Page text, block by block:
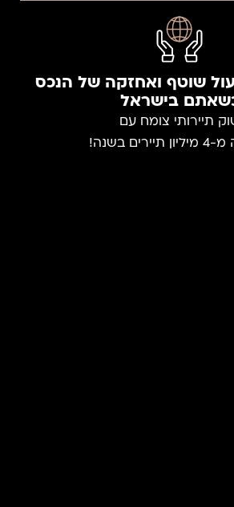
שוטף ואחזקה של הנכס
בישראל
תיירותי צומח עם
בשנה!